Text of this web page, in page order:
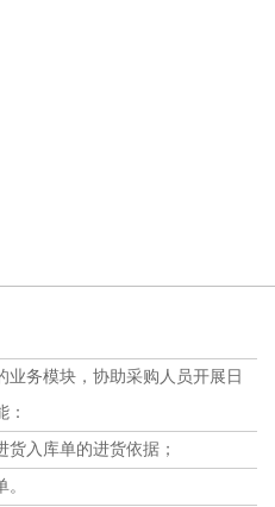
务模块，协助采购人员开展日
：
入库单的进货依据；